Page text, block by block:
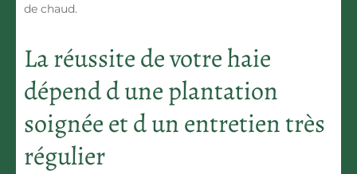
de chaud.
La réussite de votre haie
dépend d une plantation
soignée et d un entretien très
régulier